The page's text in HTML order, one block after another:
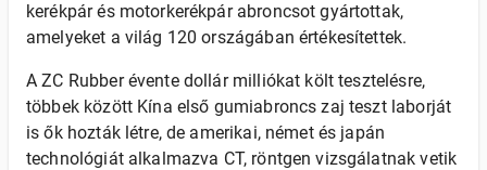
kerékpár és motorkerékpár abroncsot gyártottak,
amelyeket a világ 120 országában értékesítettek.
A ZC Rubber évente dollár milliókat költ tesztelésre,
többek között Kína első gumiabroncs zaj teszt laborját
is ők hozták létre, de amerikai, német és japán
technológiát alkalmazva CT, röntgen vizsgálatnak vetik